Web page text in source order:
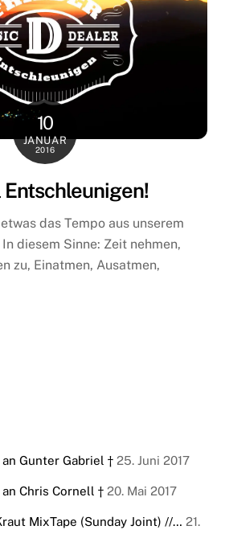
10
JANUAR
2016
das Tempo aus unserem
diesem Sinne: Zeit nehmen,
zu, Einatmen, Ausatmen,
Gunter Gabriel † 25. Juni 2017
Chris Cornell † 20. Mai 2017
MixTape (Sunday Joint) //… 21.